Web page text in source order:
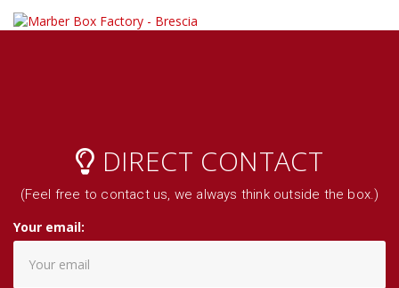
DIRECT CONTACT
(Feel free to contact us, we always think outside the box.)
Your email: